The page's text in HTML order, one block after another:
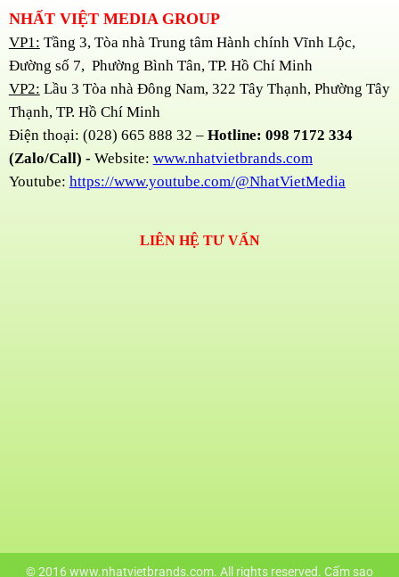
NHẤT VIỆT MEDIA GROUP
VP1: Tầng 3, Tòa nhà Trung tâm Hành chính Vĩnh Lộc,
Đường số 7, Phường Bình Tân, TP. Hồ Chí Minh
VP2: Lầu 3 Tòa nhà Đông Nam, 322 Tây Thạnh, Phường Tây
Thạnh, TP. Hồ Chí Minh
Điện thoại: (028) 665 888 32 – Hotline: 098 7172 334
(Zalo/Call) - Website: www.nhatvietbrands.com
Youtube: https://www.youtube.com/@NhatVietMedia
LIÊN HỆ TƯ VẤN
© 2016 www.nhatvietbrands.com. All rights reserved. Cấm sao